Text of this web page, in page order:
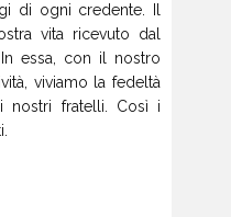
di ogni credente. Il
vita ricevuto dal
essa, con il nostro
viviamo la fedeltà
nostri fratelli. Così i